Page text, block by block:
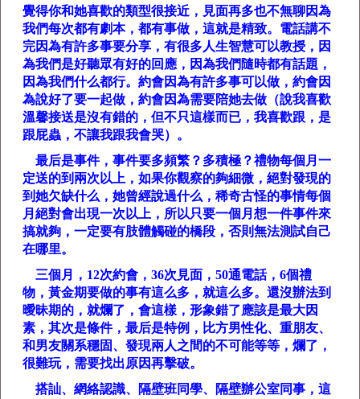
覺得你和她喜歡的類型很接近，見面再多也不無聊因為
我們每次都有劇本，都有事做，這就是精致。電話講不
完因為有許多事要分享，有很多人生智慧可以教授，因
為我們是好聽眾有好的回應，因為我們隨時都有話題，
因為我們什么都行。約會因為有許多事可以做，約會因
為說好了要一起做，約會因為需要陪她去做（說我喜歡
溫馨接送是沒有錯的，但不只這樣而已，我喜歡跟，是
跟屁蟲，不讓我跟我會哭）。
最后是事件，事件要多頻繁？多積極？禮物每個月一
定送的到兩次以上，如果你觀察的夠細微，絕對發現的
到她欠缺什么，她曾經說過什么，稀奇古怪的事情每個
月絕對會出現一次以上，所以只要一個月想一件事件來
搞就夠，一定要有肢體觸碰的橋段，否則無法測試自己
在哪里。
三個月， 12次約會， 36次見面， 50通電話， 6個禮
物，黃金期要做的事有這么多，就這么多。還沒辦法到
曖昧期的，就爛了，會這樣，形象錯了應該是最大因
素，其次是條件，最后是特例，比方男性化、重朋友、
和男友關系穩固、發現兩人之間的不可能等等，爛了，
很難玩，需要找出原因再擊破。
搭訕、網絡認識、隔壁班同學、隔壁辦公室同事，這